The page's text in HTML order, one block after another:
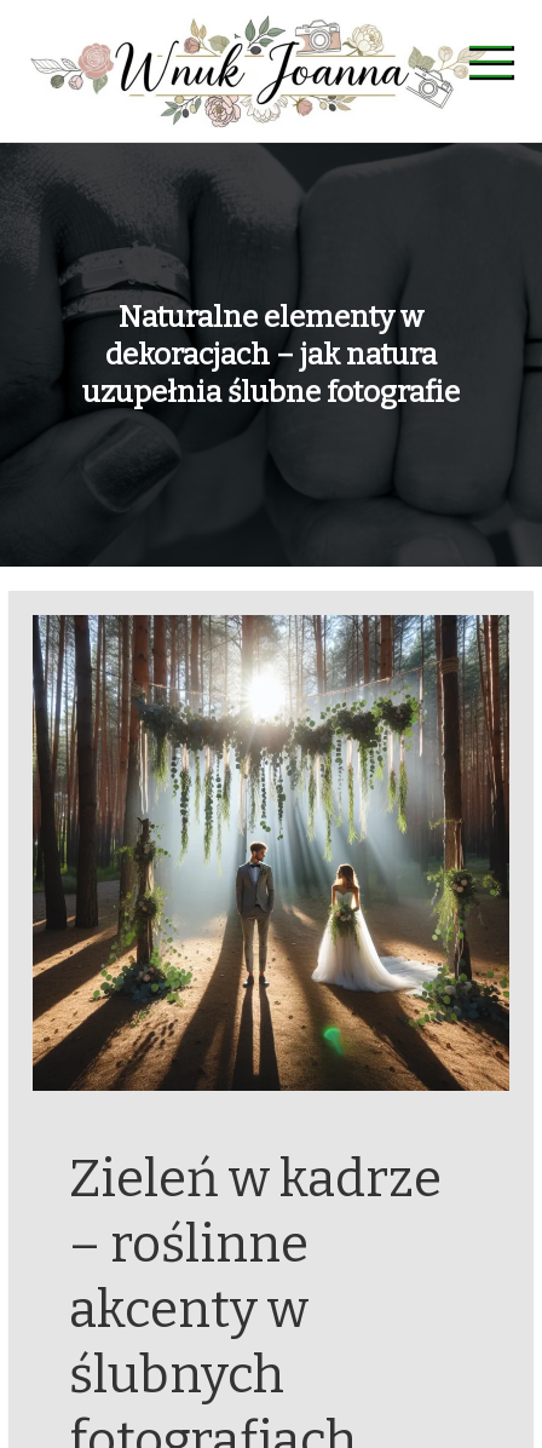
content
Wnuk Joanna
Naturalne elementy w
dekoracjach – jak natura
uzupełnia ślubne fotografie
Zieleń w kadrze
– roślinne
akcenty w
ślubnych